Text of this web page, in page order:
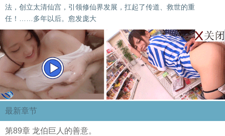
法，创立太清仙宫，引领修仙界发展，扛起了传道、救世的重
任！……多年以后。愈发庞大
最新章节
第89章 龙伯巨人的善意。